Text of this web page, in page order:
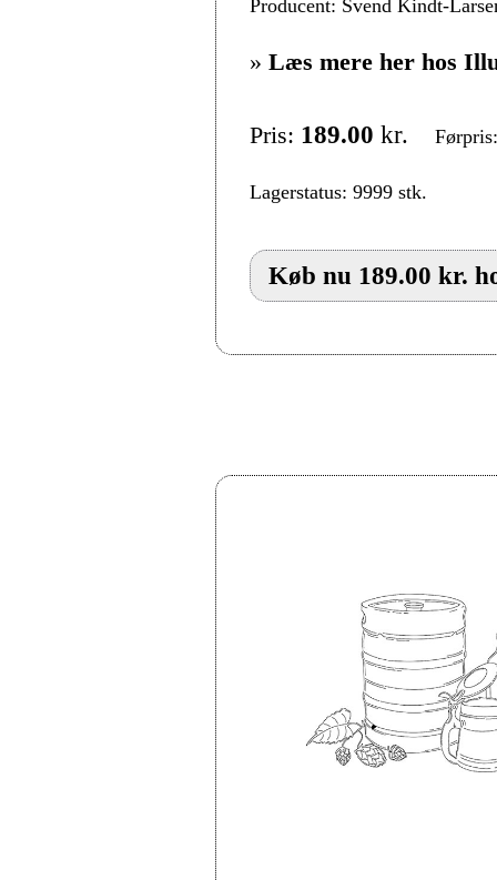
Producent: Svend Kindt-
» Læs mere her hos
Pris: 189.00 kr.
Lagerstatus: 9999 stk.
Køb nu 189.00 kr.